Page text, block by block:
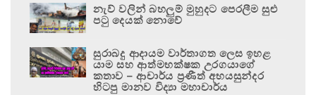
නැව් වලින් බහලුම් මුහුදට පෙරලීම සුළු
පටු දෙයක් නොවේ
සුරාබදු ආදායම වාර්තාගත ලෙස ඉහළ
යාම සහ ආත්මභක්ෂක උරගයාගේ
කතාව – ආචාර්ය ප්‍රණීත් අභයසුන්දර
හිටපු මානව විද්‍යා මහාචාර්ය